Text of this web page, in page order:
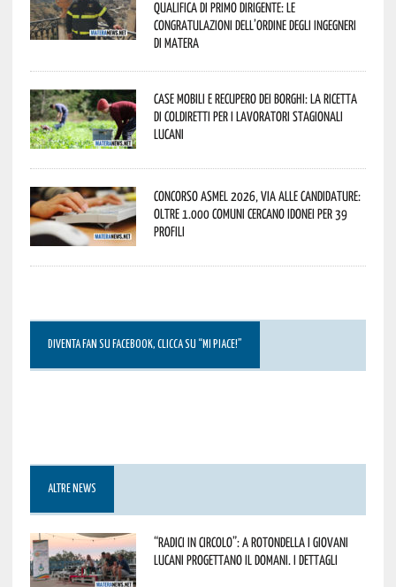
qualifica di Primo Dirigente: le
congratulazioni dell’Ordine degli Ingegneri
di Matera
Case mobili e recupero dei borghi: la ricetta
di Coldiretti per i lavoratori stagionali
lucani
Concorso Asmel 2026, via alle candidature:
oltre 1.000 Comuni cercano idonei per 39
profili
DIVENTA FAN SU FACEBOOK, CLICCA SU “MI PIACE!”
ALTRE NEWS
“Radici in Circolo”: a Rotondella i giovani
lucani progettano il domani. I dettagli